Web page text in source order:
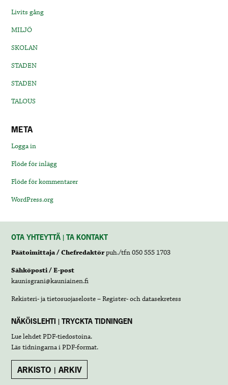
Livits gång
MILJÖ
SKOLAN
STADEN
STADEN
TALOUS
META
Logga in
Flöde för inlägg
Flöde för kommentarer
WordPress.org
OTA YHTEYTTÄ | TA KONTAKT
Päätoimittaja / Chefredaktörpuh./tfn 050 555 1703
Sähköposti / E-post
kaunisgrani@kauniainen.fi
Rekisteri- ja tietosuojaseloste – Register- och datasekretess
NÄKÖISLEHTI | TRYCKTA TIDNINGEN
Lue lehdetPDF-tiedostoina.
Läs tidningarna iPDF-format.
ARKISTO | ARKIV